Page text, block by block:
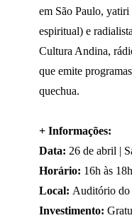
em São Paulo,
espiritual) e
Cultura Andina,
que emite
quechua.
+ Informações:
Data: 26 de abril |
Horário: 16h às 18h
Local: Auditório do
Investimento: